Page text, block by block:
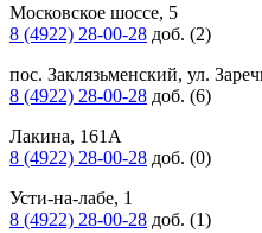
Московское шоссе, 5
8 (4922) 28-00-28 доб. (2)
пос. Заклязьменский, ул.
8 (4922) 28-00-28 доб. (6)
Лакина, 161А
8 (4922) 28-00-28 доб. (0)
Усти-на-лабе, 1
8 (4922) 28-00-28 доб. (1)